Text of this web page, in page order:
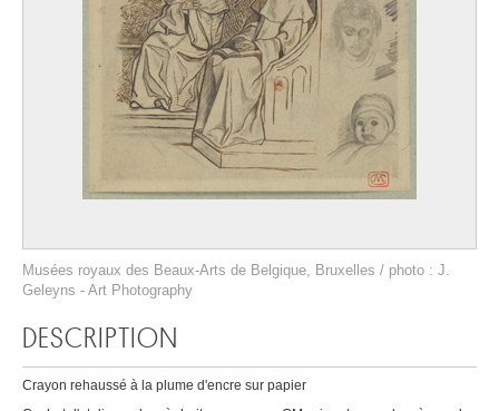
Musées royaux des Beaux-Arts de Belgique, Bruxelles / photo : J.
Geleyns - Art Photography
DESCRIPTION
Crayon rehaussé à la plume d'encre sur papier